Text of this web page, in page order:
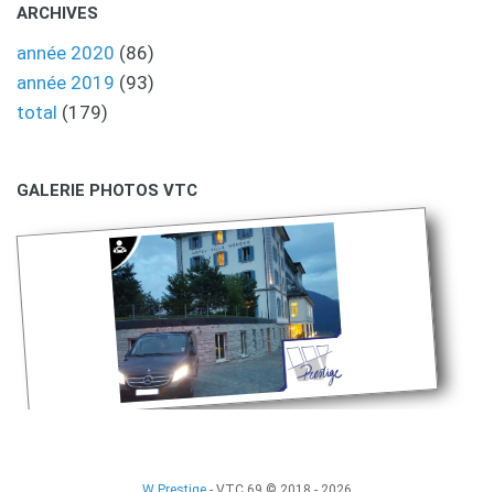
ARCHIVES
année 2020 (86)
année 2019 (93)
total (179)
GALERIE PHOTOS VTC